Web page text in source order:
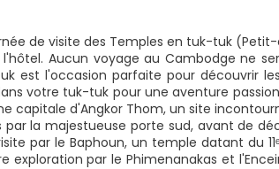
de visite des Temples en tuk-tuk
Aucun voyage au Cambodge ne
est l'occasion parfaite pour découvrir
votre tuk-tuk pour une aventure
capitale d'Angkor Thom, un site
par la majestueuse porte sud, avant de
par le Baphoun, un temple datant du
exploration par le Phimenanakas et